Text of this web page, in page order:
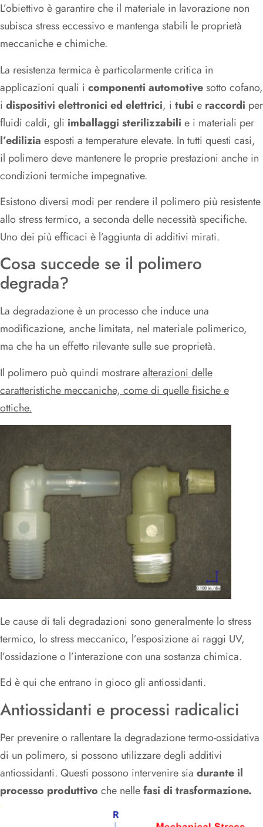
L’obiettivo è garantire che il materiale in lavorazione non
subisca stress eccessivo e mantenga stabili le proprietà
meccaniche e chimiche.
La resistenza termica è particolarmente critica in
applicazioni quali i componenti automotivesotto cofano,
i dispositivi elettronici ed elettrici, i tubi e raccordi per
fluidi caldi, gli imballaggi sterilizzabili e i materiali per
l’edilizia esposti a temperature elevate. In tutti questi casi,
il polimero deve mantenere le proprie prestazioni anche in
condizioni termiche impegnative.
Esistono diversi modi per rendere il polimero più resistente
allo stress termico, a seconda delle necessità specifiche.
Uno dei più efficaci è l’aggiunta di additivi mirati.
Cosa succede se il polimero
degrada?
La degradazione è un processo che induce una
modificazione, anche limitata, nel materiale polimerico,
ma che ha un effetto rilevante sulle sue proprietà.
Il polimero può quindi mostrarealterazioni delle
caratteristiche meccaniche, come di quelle fisiche e
ottiche.
Le cause di tali degradazioni sono generalmente lo stress
termico, lo stress meccanico, l’esposizione ai raggi UV,
l’ossidazione o l’interazione con una sostanza chimica.
Ed è qui che entrano in gioco gli antiossidanti.
Antiossidanti e processi radicalici
Per prevenire o rallentare la degradazione termo-ossidativa
di un polimero, si possono utilizzare degli additivi
antiossidanti. Questi possono intervenire sia durante il
processo produttivo che nellefasi di trasformazione.